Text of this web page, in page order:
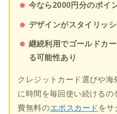
今なら2000円分のポイ
デザインがスタイリッシ
継続利用でゴールドカ
る可能性あり
クレジットカード選びや海
に時間を毎回使い続けるの
費無料のエポスカード をサ